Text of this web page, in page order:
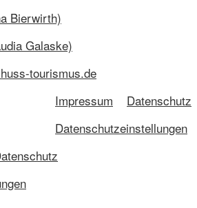
Bierwirth)
Galaske)
tourismus.de
Impressum
Datenschutz
Datenschutzeinstellungen